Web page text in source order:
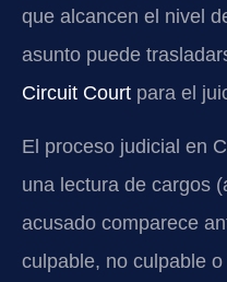
que alcancen el nivel
asunto puede
Circuit Court para el
El proceso judicial en
una lectura de cargos
acusado comparece
culpable, no culpable